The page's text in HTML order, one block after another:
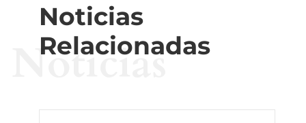
Noticias
Relacionadas
Noticias